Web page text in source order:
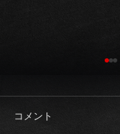
コメント